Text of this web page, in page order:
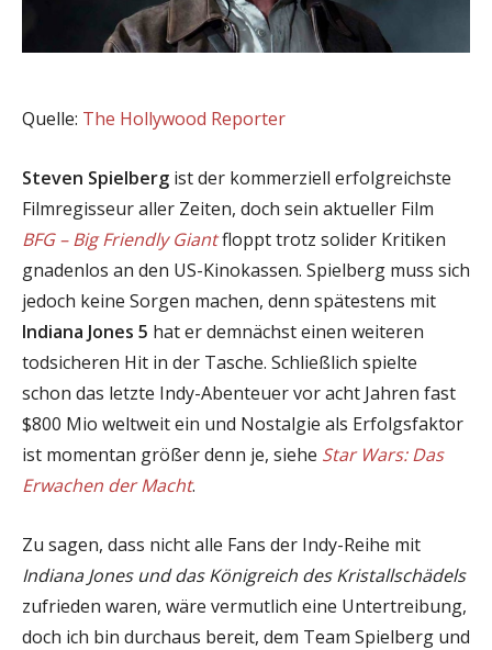
Quelle: The Hollywood Reporter
Steven Spielberg ist der kommerziell erfolgreichste
Filmregisseur aller Zeiten, doch sein aktueller Film
BFG – Big Friendly Giantfloppt trotz solider Kritiken
gnadenlos an den US-Kinokassen. Spielberg muss sich
jedoch keine Sorgen machen, denn spätestens mit
Indiana Jones 5 hat er demnächst einen weiteren
todsicheren Hit in der Tasche. Schließlich spielte
schon das letzte Indy-Abenteuer vor acht Jahren fast
$800 Mio weltweit ein und Nostalgie als Erfolgsfaktor
ist momentan größer denn je, siehe Star Wars: Das
Erwachen der Macht.
Zu sagen, dass nicht alle Fans der Indy-Reihe mit
Indiana Jones und das Königreich des Kristallschädels
zufrieden waren, wäre vermutlich eine Untertreibung,
doch ich bin durchaus bereit, dem Team Spielberg und